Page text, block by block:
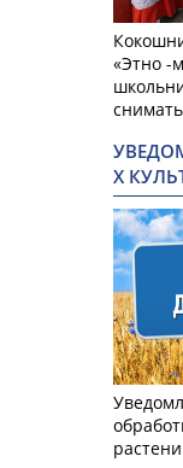
«Этно -
Х